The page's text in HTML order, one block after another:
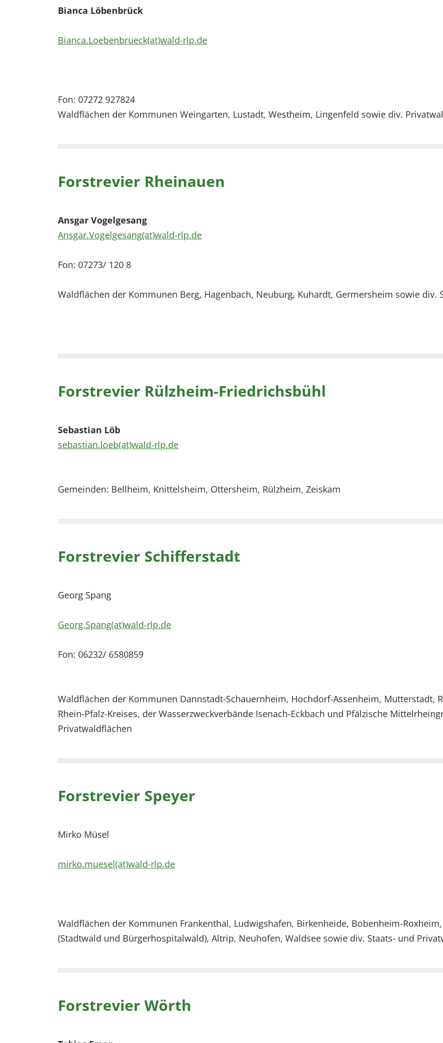
Bianca Löbenbrück
Bianca.Loebenbrueck(at)wald-rlp.de
Fon: 07272 927824
Waldflächen der Kommunen Weingarten, Lustadt, Westheim, Lingenfeld sowie div.
Forstrevier Rheinauen
Ansgar Vogelgesang
Ansgar.Vogelgesang(at)wald-rlp.de
Fon: 07273/ 120 8
Waldflächen der Kommunen Berg, Hagenbach, Neuburg, Kuhardt, Germersheim sowie div.
Forstrevier Rülzheim-Friedrichsbühl
Sebastian Löb
sebastian.loeb(at)wald-rlp.de
Gemeinden: Bellheim, Knittelsheim, Ottersheim, Rülzheim, Zeiskam
Forstrevier Schifferstadt
Georg Spang
Georg.Spang(at)wald-rlp.de
Fon: 06232/ 6580859
Waldflächen der Kommunen Dannstadt-Schauernheim, Hochdorf-Assenheim, Mutterstadt,
Rhein-Pfalz-Kreises, der Wasserzweckverbände Isenach-Eckbach und Pfälzische
Privatwaldflächen
Forstrevier Speyer
Mirko Müsel
mirko.muesel(at)wald-rlp.de
Waldflächen der Kommunen Frankenthal, Ludwigshafen, Birkenheide, Bobenheim-
(Stadtwald und Bürgerhospitalwald), Altrip, Neuhofen, Waldsee sowie div. Staats- und
Forstrevier Wörth